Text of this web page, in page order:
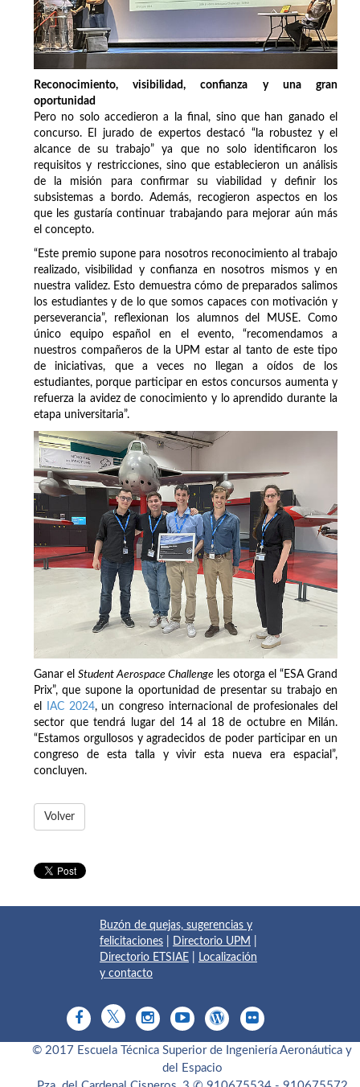
Reconocimiento, visibilidad, confianza y una gran
oportunidad
Pero no solo accedieron a la final, sino que han ganado el
concurso. El jurado de expertos destacó “la robustez y el
alcance de su trabajo” ya que no solo identificaron los
requisitos y restricciones, sino que establecieron un análisis
de la misión para confirmar su viabilidad y definir los
subsistemas a bordo. Además, recogieron aspectos en los
que les gustaría continuar trabajando para mejorar aún más
el concepto.
“Este premio supone para nosotros reconocimiento al trabajo
realizado, visibilidad y confianza en nosotros mismos y en
nuestra validez. Esto demuestra cómo de preparados salimos
los estudiantes y de lo que somos capaces con motivación y
perseverancia”, reflexionan los alumnos del MUSE. Como
único equipo español en el evento, “recomendamos a
nuestros compañeros de la UPM estar al tanto de este tipo
de iniciativas, que a veces no llegan a oídos de los
estudiantes, porque participar en estos concursos aumenta y
refuerza la avidez de conocimiento y lo aprendido durante la
etapa universitaria”.
Ganar el Student Aerospace Challenge les otorga el “ESA Grand
Prix”, que supone la oportunidad de presentar su trabajo en
el
IAC 2024, un congreso internacional de profesionales del
sector que tendrá lugar del 14 al 18 de octubre en Milán.
“Estamos orgullosos y agradecidos de poder participar en un
congreso de esta talla y vivir esta nueva era espacial”,
concluyen.
Volver
Buzón de quejas, sugerencias y
felicitaciones
Directorio UPM
Directorio ETSIAE
Localización
y contacto
© 2017 Escuela Técnica Superior de Ingeniería Aeronáutica y
del Espacio